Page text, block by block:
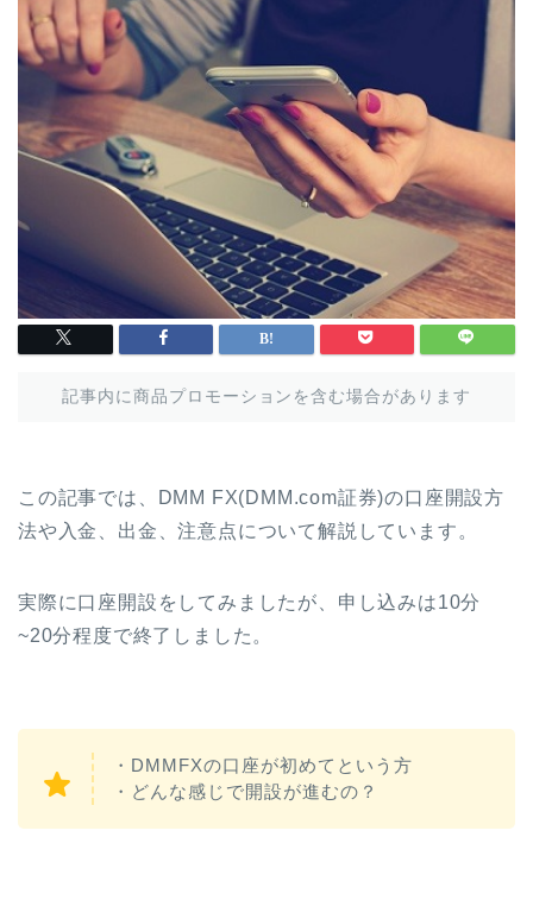
記事内に商品プロモーションを含む場合があります
この記事では、DMM FX(DMM.com証券)の口座開設方
法や入金、出金、注意点について解説しています。
実際に口座開設をしてみましたが、申し込みは10分
~20分程度で終了しました。
・DMMFXの口座が初めてという方
・どんな感じで開設が進むの？